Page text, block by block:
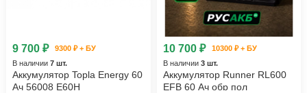
9 700 ₽
9300 ₽ + БУ
В наличии 7 шт.
Аккумулятор Topla Energy 60
Ач 56008 E60H
10 700 ₽
10300 ₽ + БУ
В наличии 3 шт.
Аккумулятор Runner RL600
EFB 60 Ач обр пол